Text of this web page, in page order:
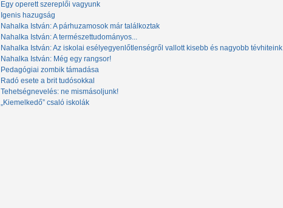
Egy operett szereplői vagyunk
Igenis hazugság
Nahalka István: A párhuzamosok már találkoztak
Nahalka István: A természettudományos...
Nahalka István: Az iskolai esélyegyenlőtlenségről vallott kisebb és nagyobb tévhiteink
Nahalka István: Még egy rangsor!
Pedagógiai zombik támadása
Radó esete a brit tudósokkal
Tehetségnevelés: ne mismásoljunk!
„Kiemelkedő” csaló iskolák